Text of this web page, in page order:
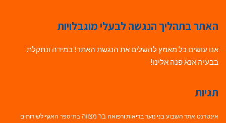
האתר בתהליך הנגשה לבעלי מוגבלויות
אנו עושים כל מאמץ להשלים את הנגשת האתר! במידה ונתקלת
בבעיה אנא פנה אלינו!
תגיות
אינטרנט אתר השבוע בני נוער בריאות ורפואה בר מצווה בתי ספר האגף לשירותים